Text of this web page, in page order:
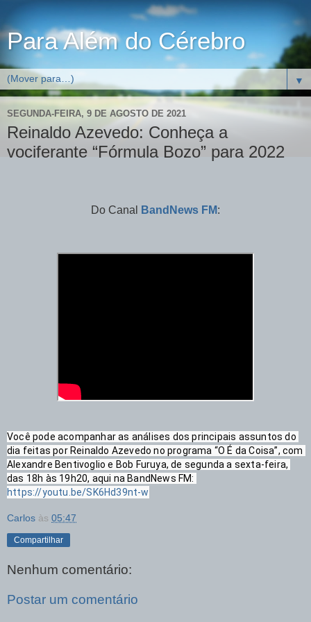
Para Além do Cérebro
▼
SEGUNDA-FEIRA, 9 DE AGOSTO DE 2021
Reinaldo Azevedo: Conheça a
vociferante “Fórmula Bozo” para 2022
Do Canal BandNews FM:
Você pode acompanhar as análises dos principais assuntos do
dia feitas por Reinaldo Azevedo no programa “O É da Coisa”, com
Alexandre Bentivoglio e Bob Furuya, de segunda a sexta-feira,
das 18h às 19h20, aqui na BandNews FM:
https://youtu.be/SK6Hd39nt-w
Carlos às 05:47
Compartilhar
Nenhum comentário:
Postar um comentário